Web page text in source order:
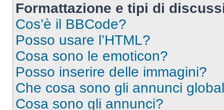
Formattazione e tipi di
Cos’è il BBCode?
Posso usare l’HTML?
Cosa sono le emoticon?
Posso inserire delle immagini?
Che cosa sono gli annunci
Cosa sono gli annunci?